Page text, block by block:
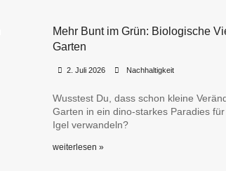
Mehr Bunt im Grün: Biologische
Garten
2. Juli 2026 Nachhaltigkeit
Wusstest Du, dass schon kleine
Garten in ein dino-starkes Paradies
Igel verwandeln?
weiterlesen »